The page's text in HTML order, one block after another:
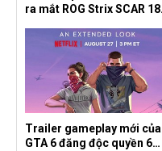
ra mắt ROG Strix SCAR 18
Trailer gameplay mới của
GTA 6 đăng độc quyền 6